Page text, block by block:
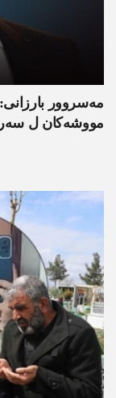
مەسروور
مووشەکان ل سەر